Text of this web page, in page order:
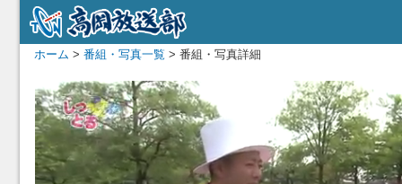
ホーム > 番組・写真一覧 > 番組・写真詳細